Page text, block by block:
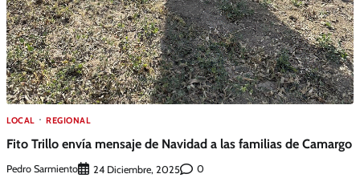
LOCAL REGIONAL
Fito Trillo envía mensaje de Navidad a las familias de Camargo
Pedro Sarmiento 24 Diciembre, 2025 0